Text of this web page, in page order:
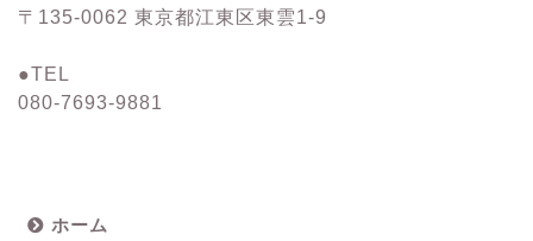
〒135-0062 東京都江東区東雲1-9
●TEL
080-7693-9881
ホーム